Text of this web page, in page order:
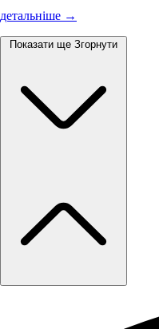
детальніше →
Показати ще Згорнути